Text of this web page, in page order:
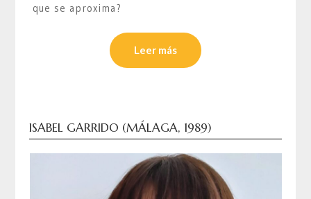
que se aproxima?
Leer más
ISABEL GARRIDO (MÁLAGA, 1989)